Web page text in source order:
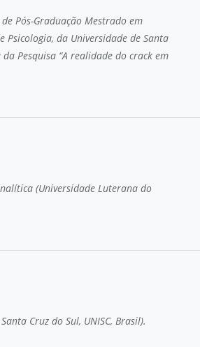
Pós-Graduação Mestrado em
Psicologia, da Universidade de Santa
Pesquisa “A realidade do crack em
(Universidade Luterana do
Cruz do Sul, UNISC, Brasil).